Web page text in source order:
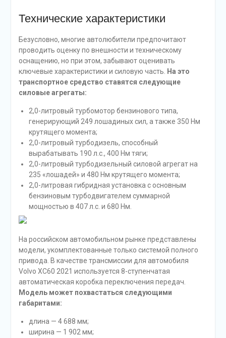
Технические характеристики
Безусловно, многие автолюбители предпочитают
проводить оценку по внешности и техническому
оснащению, но при этом, забывают оценивать
ключевые характеристики и силовую часть. На это
транспортное средство ставятся следующие
силовые агрегаты:
2,0-литровый турбомотор бензинового типа,
генерирующий 249 лошадиных сил, а также 350 Нм
крутящего момента;
2,0-литровый турбодизель, способный
вырабатывать 190 л.с., 400 Нм тяги;
2,0-литровый турбодизельный силовой агрегат на
235 «лошадей» и 480 Нм крутящего момента;
2,0-литровая гибридная установка с основным
бензиновым турбодвигателем суммарной
мощностью в 407 л.с. и 680 Нм.
На российском автомобильном рынке представлены
модели, укомплектованные только системой полного
привода. В качестве трансмиссии для автомобиля
Volvo XC60 2021 используется 8-ступенчатая
автоматическая коробка переключения передач.
Модель может похвастаться следующими
габаритами:
длина — 4 688 мм;
ширина — 1 902 мм;